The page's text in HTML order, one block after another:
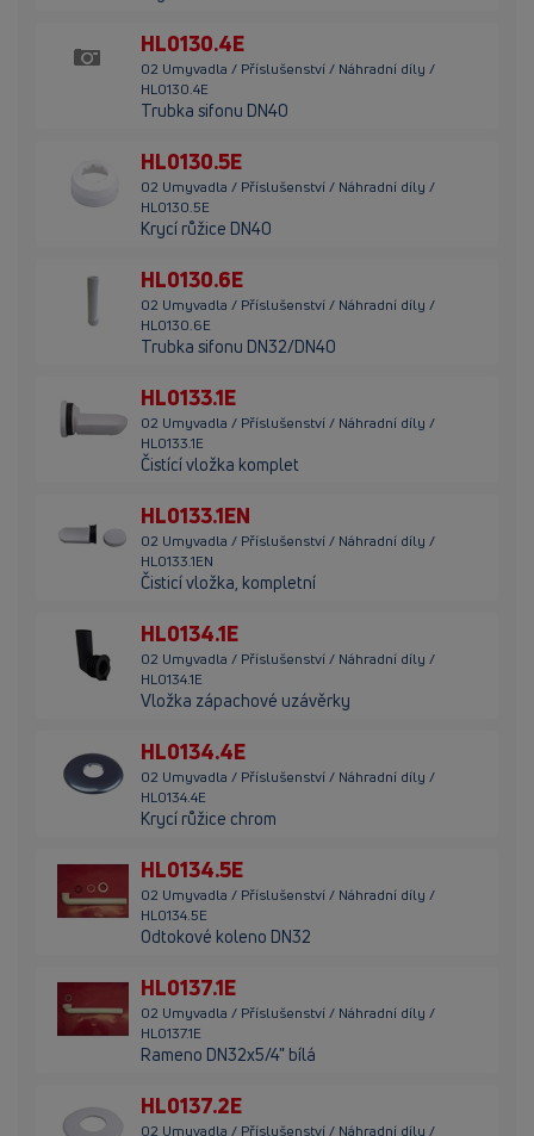
HL0130.4E
02 Umyvadla / Příslušenství / Náhradní díly /
HL0130.4E
Trubka sifonu DN40
HL0130.5E
02 Umyvadla / Příslušenství / Náhradní díly /
HL0130.5E
Krycí růžice DN40
HL0130.6E
02 Umyvadla / Příslušenství / Náhradní díly /
HL0130.6E
Trubka sifonu DN32/DN40
HL0133.1E
02 Umyvadla / Příslušenství / Náhradní díly /
HL0133.1E
Čistící vložka komplet
HL0133.1EN
02 Umyvadla / Příslušenství / Náhradní díly /
HL0133.1EN
Čisticí vložka, kompletní
HL0134.1E
02 Umyvadla / Příslušenství / Náhradní díly /
HL0134.1E
Vložka zápachové uzávěrky
HL0134.4E
02 Umyvadla / Příslušenství / Náhradní díly /
HL0134.4E
Krycí růžice chrom
HL0134.5E
02 Umyvadla / Příslušenství / Náhradní díly /
HL0134.5E
Odtokové koleno DN32
HL0137.1E
02 Umyvadla / Příslušenství / Náhradní díly /
HL0137.1E
Rameno DN32x5/4" bílá
HL0137.2E
02 Umyvadla / Příslušenství / Náhradní díly /